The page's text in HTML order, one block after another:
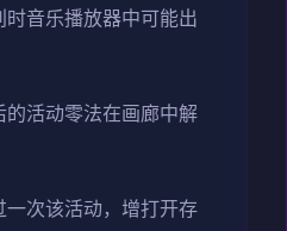
音乐播放器中可能出
活动零法在画廊中解
次该活动，增打开存